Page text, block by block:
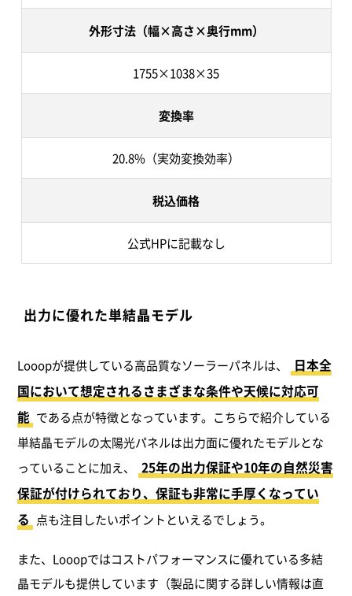
外形寸法（幅×高さ×奥行mm）
1755×1038×35
変換率
20.8%（実効変換効率）
税込価格
公式HPに記載なし
出力に優れた単結晶モデル
Looopが提供している高品質なソーラーパネルは、
日本全
国において想定されるさまざまな条件や天候に対応可
能 である点が特徴となっています。こちらで紹介している
単結晶モデルの太陽光パネルは出力面に優れたモデルとな
っていることに加え、
25年の出力保証や10年の自然災害
保証が付けられており、保証も非常に手厚くなってい
る 点も注目したいポイントといえるでしょう。
また、Looopではコストパフォーマンスに優れている多結
晶モデルも提供しています（製品に関する詳しい情報は直